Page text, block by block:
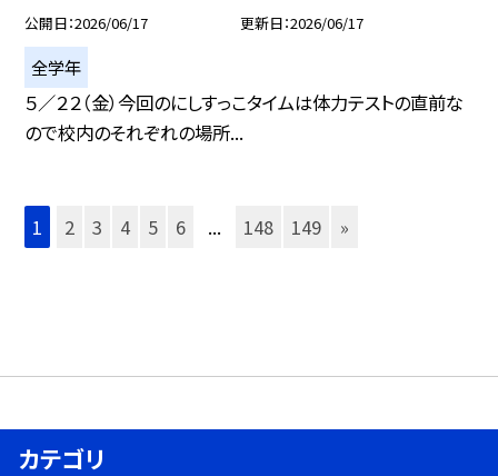
公開日 2026/06/17 更新日 2026/06/17
全学年
５／２２（金）今回のにしすっこタイムは体力テストの直前な
ので校内のそれぞれの場所...
1 2 3 4 5 6 ... 148 149 »
カテゴリ